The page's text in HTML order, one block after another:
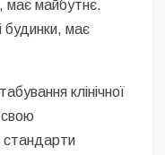
має майбутнє.
будинки, має
клінічної
стандарти